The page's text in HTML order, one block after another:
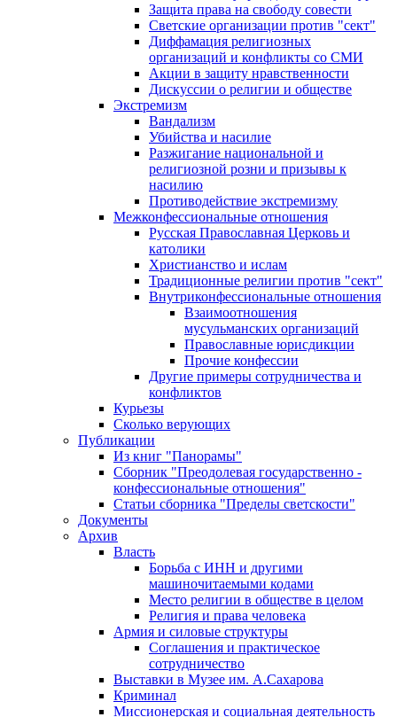
Защита права на свободу совести
Светские организации против "сект"
Диффамация религиозных
организаций и конфликты со СМИ
Акции в защиту нравственности
Дискуссии о религии и обществе
Экстремизм
Вандализм
Убийства и насилие
Разжигание национальной и
религиозной розни и призывы к
насилию
Противодействие экстремизму
Межконфессиональные отношения
Русская Православная Церковь и
католики
Христианство и ислам
Традиционные религии против "сект"
Внутриконфессиональные отношения
Взаимоотношения
мусульманских организаций
Православные юрисдикции
Прочие конфессии
Другие примеры сотрудничества и
конфликтов
Курьезы
Сколько верующих
Публикации
Из книг "Панорамы"
Сборник "Преодолевая государственно -
конфессиональные отношения"
Статьи сборника "Пределы светскости"
Документы
Архив
Власть
Борьба с ИНН и другими
машиночитаемыми кодами
Место религии в обществе в целом
Религия и права человека
Армия и силовые структуры
Соглашения и практическое
сотрудничество
Выставки в Музее им. А.Сахарова
Криминал
Миссионерская и социальная деятельность